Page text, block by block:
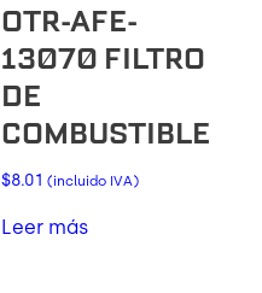
OTR-AFE-
13070 FILTRO
DE
COMBUSTIBLE
$8.01 (incluido IVA)
Leer más